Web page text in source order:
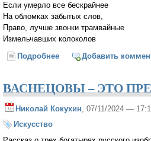
Если умерло все бескрайнее
На обломках забытых слов,
Право, лучше звонки трамвайные
Измельчавших колоколов
Подробнее о Вечерами в
Добавить
ВАСНЕЦОВЫ – ЭТО
Николай Кокухин , 07/11/2024 —
Искусство